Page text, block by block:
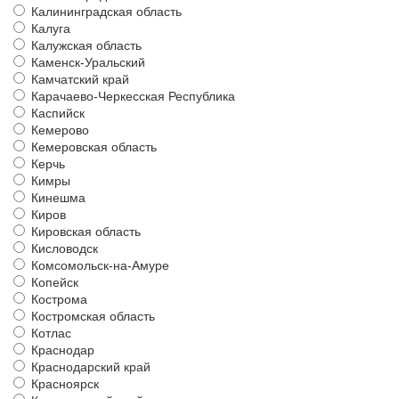
Калининградская область
Калуга
Калужская область
Каменск-Уральский
Камчатский край
Карачаево-Черкесская Республика
Каспийск
Кемерово
Кемеровская область
Керчь
Кимры
Кинешма
Киров
Кировская область
Кисловодск
Комсомольск-на-Амуре
Копейск
Кострома
Костромская область
Котлас
Краснодар
Краснодарский край
Красноярск